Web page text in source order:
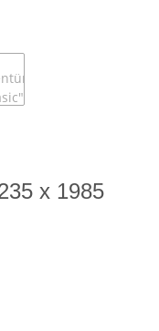
x 1985